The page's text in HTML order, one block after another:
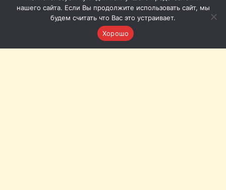
нашего сайта. Если Вы продолжите использовать сайт, мы
будем считать что Вас это устраивает.
Хорошо